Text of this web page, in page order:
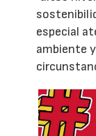
especial
ambiente